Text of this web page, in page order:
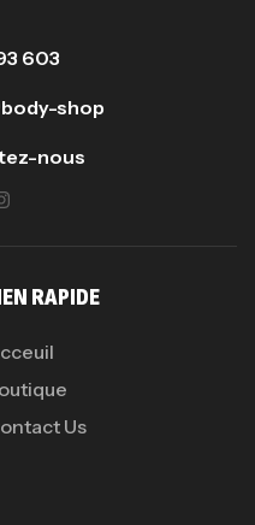
603
shop
nous
RAPIDE
Us